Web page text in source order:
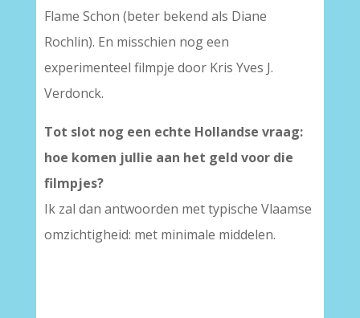
Flame Schon (beter bekend als Diane
Rochlin). En misschien nog een
experimenteel filmpje door Kris Yves J.
Verdonck.
Tot slot nog een echte Hollandse vraag:
hoe komen jullie aan het geld voor die
filmpjes?
Ik zal dan antwoorden met typische Vlaamse
omzichtigheid: met minimale middelen.